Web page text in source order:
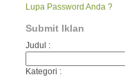
Lupa Password Anda ?
Submit Iklan
Judul :
Kategori :